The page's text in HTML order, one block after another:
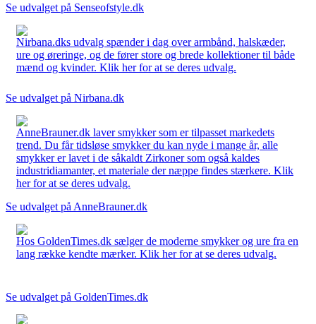
Se udvalget på Senseofstyle.dk
Nirbana.dks udvalg spænder i dag over armbånd, halskæder,
ure og øreringe, og de fører store og brede kollektioner til både
mænd og kvinder. Klik her for at se deres udvalg.
Se udvalget på Nirbana.dk
AnneBrauner.dk laver smykker som er tilpasset markedets
trend. Du får tidsløse smykker du kan nyde i mange år, alle
smykker er lavet i de såkaldt Zirkoner som også kaldes
industridiamanter, et materiale der næppe findes stærkere. Klik
her for at se deres udvalg.
Se udvalget på AnneBrauner.dk
Hos GoldenTimes.dk sælger de moderne smykker og ure fra en
lang række kendte mærker. Klik her for at se deres udvalg.
Se udvalget på GoldenTimes.dk